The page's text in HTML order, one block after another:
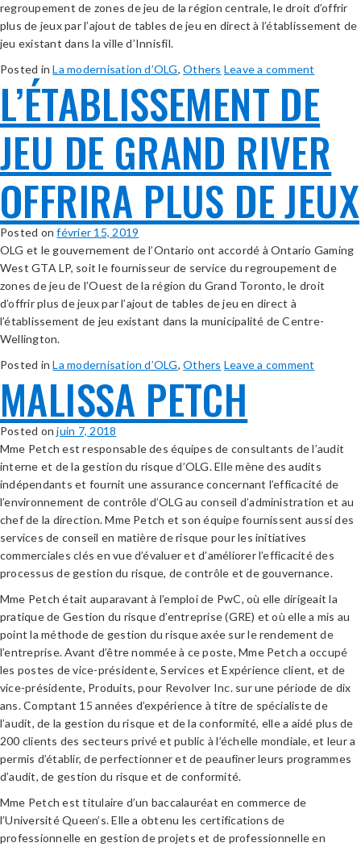
regroupement de zones de jeu de la région centrale, le droit d’offrir
plus de jeux par l’ajout de tables de jeu en direct à l’établissement de
jeu existant dans la ville d’Innisfil.
Posted inLa modernisation d’OLG,Others Leave a comment
L’ÉTABLISSEMENT DE
JEU DE GRAND RIVER
OFFRIRA PLUS DE JEUX
Posted onfévrier 15, 2019
OLG et le gouvernement de l’Ontario ont accordé à Ontario Gaming
West GTA LP, soit le fournisseur de service du regroupement de
zones de jeu de l’Ouest de la région du Grand Toronto, le droit
d’offrir plus de jeux par l’ajout de tables de jeu en direct à
l’établissement de jeu existant dans la municipalité de Centre-
Wellington.
Posted inLa modernisation d’OLG,Others Leave a comment
MALISSA PETCH
Posted onjuin 7, 2018
Mme Petch est responsable des équipes de consultants de l’audit
interne et de la gestion du risque d’OLG. Elle mène des audits
indépendants et fournit une assurance concernant l’efficacité de
l’environnement de contrôle d’OLG au conseil d’administration et au
chef de la direction. Mme Petch et son équipe fournissent aussi des
services de conseil en matière de risque pour les initiatives
commerciales clés en vue d’évaluer et d’améliorer l’efficacité des
processus de gestion du risque, de contrôle et de gouvernance.
Mme Petch était auparavant à l’emploi de PwC, où elle dirigeait la
pratique de Gestion du risque d’entreprise (GRE) et où elle a mis au
point la méthode de gestion du risque axée sur le rendement de
l’entreprise. Avant d’être nommée à ce poste, Mme Petch a occupé
les postes de vice-présidente, Services et Expérience client, et de
vice-présidente, Produits, pour Revolver Inc. sur une période de dix
ans. Comptant 15 années d’expérience à titre de spécialiste de
l’audit, de la gestion du risque et de la conformité, elle a aidé plus de
200 clients des secteurs privé et public à l’échelle mondiale, et leur a
permis d’établir, de perfectionner et de peaufiner leurs programmes
d’audit, de gestion du risque et de conformité.
Mme Petch est titulaire d’un baccalauréat en commerce de
l’Université Queen’s. Elle a obtenu les certifications de
professionnelle en gestion de projets et de professionnelle en